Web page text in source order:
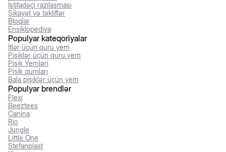
İstifadəçi razılaşması
Şikayət və təkliflər
Bloqlar
Ensiklopediya
Populyar kateqoriyalar
İtlər üçün quru yem
Pişiklər üçün quru yem
Pişik Yemləri
Pişik qumları
Bala pişiklər üçün yem
Populyar brendlər
Flexi
Beeztees
Canina
Rio
Jungle
Little One
Stefanplast